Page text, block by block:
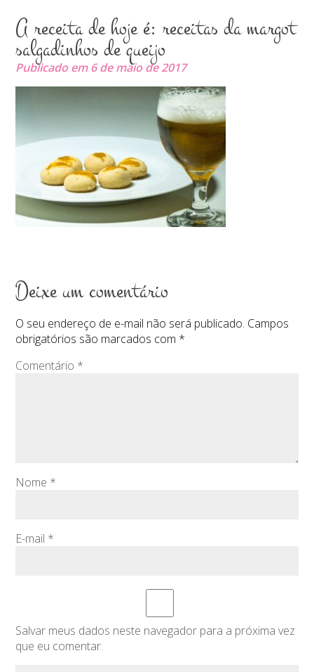
A receita de hoje é: receitas da margot
salgadinhos de queijo
Publicado em 6 de maio de 2017
Deixe um comentário
O seu endereço de e-mail não será publicado. Campos
obrigatórios são marcados com *
Comentário *
Nome *
E-mail *
Salvar meus dados neste navegador para a próxima vez
que eu comentar.